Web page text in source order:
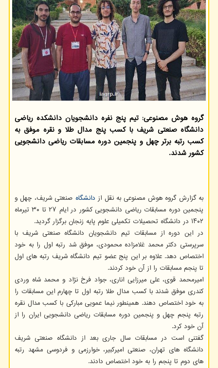
گروه هوش مصنوعی: تیم پنج نفره دانشجویان دانشکده ریاضی
دانشگاه صنعتی شریف با کسب پنج مدال طلا و نقره موفق به
کسب رتبه برتر چهل و پنجمین دوره مسابقات ریاضی دانشجویی
کشور شدند.
به گزارش گروه هوش مصنوعی به نقل از دانشگاه صنعتی شریف، چهل و
پنجمین دوره مسابقات ریاضی دانشجویی کشور در ایام ۲۷ تا ۳۰ تیرماه
۱۴۰۲ در دانشگاه تحصیلات تکمیلی علوم پایه زنجان برگزار گردید.
در این دوره از مسابقات تیم دانشجویان دانشگاه صنعتی شریف با
سرپرستی دکتر محمد غلامزاده محمودی، موفق شد رتبه اول را به خود
اختصاص دهد. علاوه بر این پنج عضو تیم دانشگاه شریف رتبه های اول
تا پنجم مسابقات را از آن خود کردند.
امیرمحمد قوی، علی میرزایی اناری، جواد فرخ نژاد و محمد شاه وردی
کندری موفق شدند با کسب مدال طلا رتبه اول تا چهارم این مسابقات را
به خود اختصاص دهند. همینطور نیما عمویی مبارکی با کسب مدال نقره
رتبه پنجم چهل و پنجمین دوره مسابقات ریاضی دانشجویی ایران را از
آن خود کرد.
گفتنی است در مسابقات سال جاری بعد از دانشگاه صنعتی شریف
دانشگاه های تهران، صنعتی امیرکبیر، خوارزمی و فردوسی مشهد رتبه
های دوم تا پنجم را به خود اختصاص دادند.